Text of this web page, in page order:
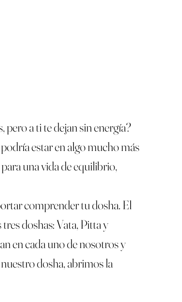
a ti te dejan sin energía?
estar en algo mucho más
una vida de equilibrio,
comprender tu dosha. El
doshas: Vata, Pitta y
en cada uno de nosotros y
dosha, abrimos la